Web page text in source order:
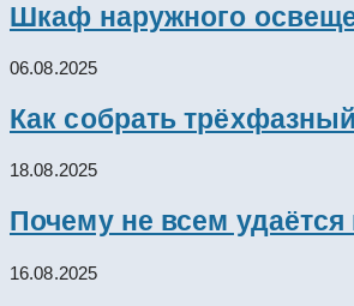
Шкаф наружного
06.08.2025
Как собрать
18.08.2025
Почему не всем
16.08.2025